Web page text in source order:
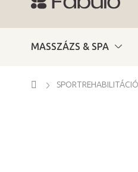
MASSZÁZS & SPA
Kezdőlap
SPORTREHABILITÁCIÓ